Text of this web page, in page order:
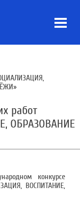
работ
ОБРАЗОВАНИЕ
конкурсе
ВОСПИТАНИЕ,